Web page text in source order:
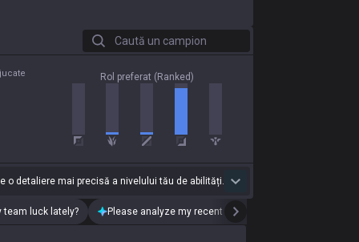
Caută un campion
Rol preferat (Ranked)
o detaliere mai precisă a nivelului tău de abilități.
team luck lately? Please analyze my recent playstyle.